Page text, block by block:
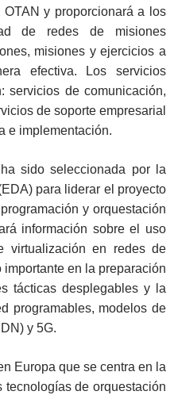
y proporcionará a los
de redes de misiones
misiones y ejercicios a
efectiva. Los servicios
servicios de comunicación,
de soporte empresarial
e implementación.
sido seleccionada por la
para liderar el proyecto
y orquestación
información sobre el uso
virtualización en redes de
en la preparación
tácticas desplegables y la
programables, modelos de
y 5G.
Europa que se centra en la
de orquestación